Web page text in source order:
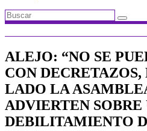
ALEJO: “NO SE
CON DECRETAZOS,
LADO LA
ADVIERTEN SOBRE
DEBILITAMIENTO